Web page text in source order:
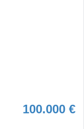
100.000 €